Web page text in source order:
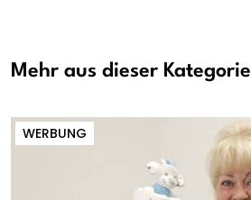
Mehr aus dieser Kategorie
WERBUNG